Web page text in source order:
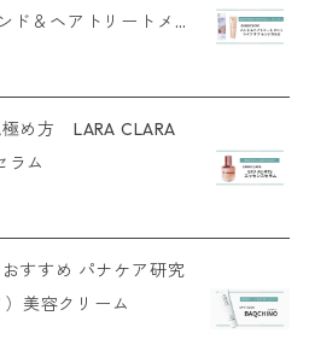
＆ヘアトリートメ
め方 LARA CLARA
ラム
すすめ パナケア研究
美容クリーム